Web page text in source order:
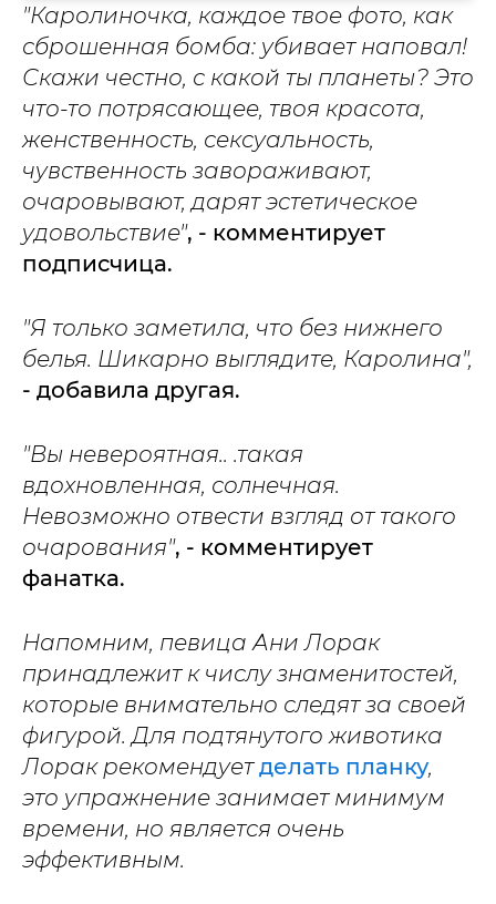
"Каролиночка, каждое твое фото, как
сброшенная бомба: убивает наповал!
Скажи честно, с какой ты планеты? Это
что-то потрясающее, твоя красота,
женственность, сексуальность,
чувственность завораживают,
очаровывают, дарят эстетическое
удовольствие", - комментирует
подписчица.
"Я только заметила, что без нижнего
белья. Шикарно выглядите, Каролина",
- добавила другая.
"Вы невероятная.. .такая
вдохновленная, солнечная.
Невозможно отвести взгляд от такого
очарования", - комментирует
фанатка.
Напомним, певица Ани Лорак
принадлежит к числу знаменитостей,
которые внимательно следят за своей
фигурой. Для подтянутого животика
Лорак рекомендуетделать планку,
это упражнение занимает минимум
времени, но является очень
эффективным.